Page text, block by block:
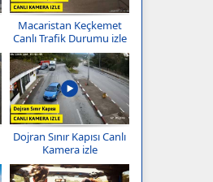
Macaristan Keçkemet
Canlı Trafik Durumu izle
Dojran Sınır Kapısı Canlı
Kamera izle